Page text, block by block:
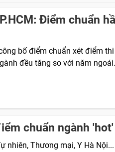
Điểm chuẩn
bố điểm chuẩn xét điểm
đều tăng so với năm ngoái.
chuẩn ngành 'hot'
nhiên, Thương mại, Y Hà